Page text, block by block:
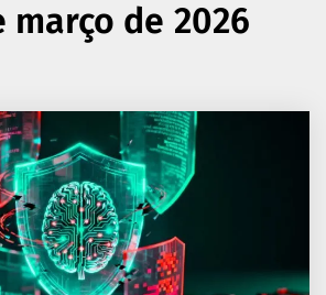
março de 2026